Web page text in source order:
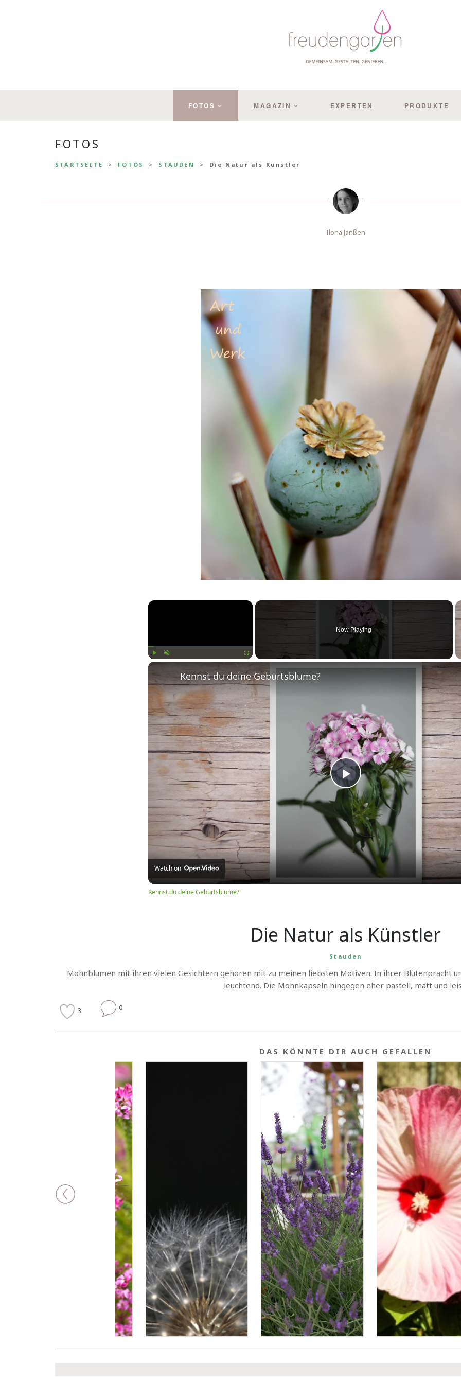
FOTOS MAGAZIN EXPERTEN PRODUKTE
FOTOS
STARTSEITE FOTOS STAUDEN Die Natur als Künstler
Ilona Janßen
×
Now Playing
Play
Video
Kennst du deine Geburtsblume?
Watch on
Kennst du deine Geburtsblume?
Die Natur als Künstler
Stauden
Mohnblumen mit ihren vielen Gesichtern gehören mit zu meinen liebsten Motiven. In ihrer Blütenpracht
leuchtend. Die Mohnkapseln hingegen eher pastell, matt und
3 0
DAS KÖNNTE DIR AUCH GEFALLEN